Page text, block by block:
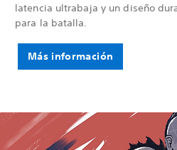
latencia ultrabaja y un diseño
para la batalla.
Más información